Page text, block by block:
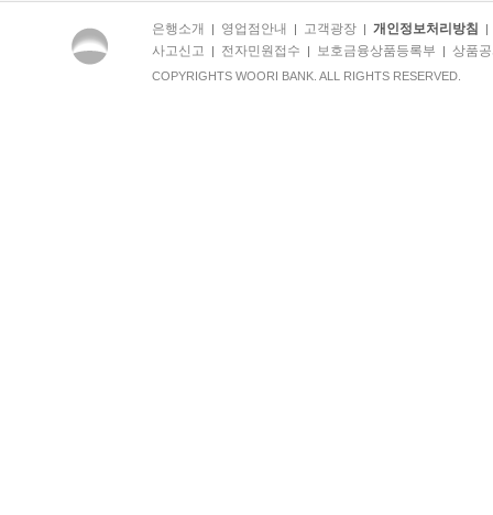
은행소개 | 영업점안내 | 고객광장| 개인정보처리방침
사고신고 | 전자민원접수 | 보호금융상품등록부 | 상품
COPYRIGHTS WOORI BANK. ALL RIGHTS RESERVED.